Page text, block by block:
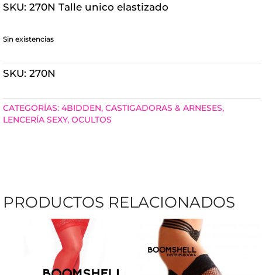
SKU: 270N Talle unico elastizado
Sin existencias
SKU: 270N
CATEGORÍAS: 4BIDDEN, CASTIGADORAS & ARNESES,
LENCERÍA SEXY, OCULTOS
PRODUCTOS RELACIONADOS